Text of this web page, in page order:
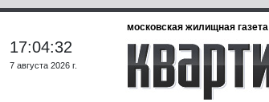
московская жилищная газета
17:04:32
7 августа 2026 г.